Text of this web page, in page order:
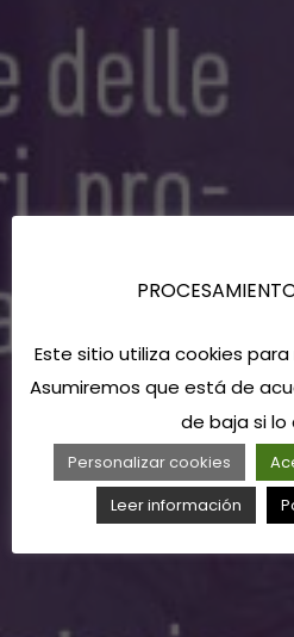
Este sitio utiliza cookies
Asumiremos que está de
de baja si lo
Personalizar cookies
Leer información